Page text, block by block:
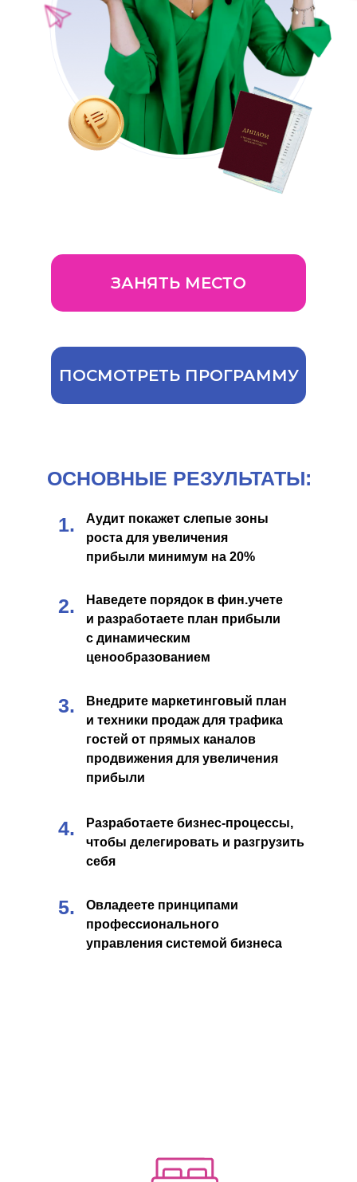
ЗАНЯТЬ МЕСТО
ПОСМОТРЕТЬ ПРОГРАММУ
ОСНОВНЫЕ РЕЗУЛЬТАТЫ:
1.
2.
Наведете порядок в фин.учете
и разработаете план прибыли
с динамическим
ценообразованием
Аудит покажет слепые зоны
роста для увеличения
прибыли минимум на 20%
Овладеете принципами
профессионального
управления системой бизнеса
5.
Разработаете бизнес-процессы,
чтобы делегировать и разгрузить
себя
4.
3.
Внедрите маркетинговый план
и техники продаж для трафика
гостей от прямых каналов
продвижения для увеличения
прибыли